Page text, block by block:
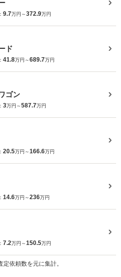
9.7万円～372.9万円
ド
41.8万円～689.7万円
ゴン
3万円～587.7万円
20.5万円～166.6万円
14.6万円～236万円
7.2万円～150.5万円
依頼数を元に集計。